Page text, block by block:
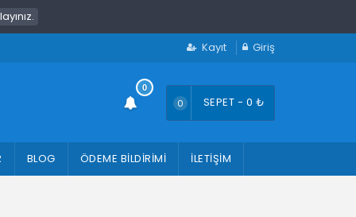
Kayıt Giriş
0 SEPET - 0 ₺
BLOG ÖDEME BILDIRIMI İLETIŞIM